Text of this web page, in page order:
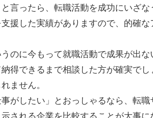
言ったら、転職活動を成功にいざ
援した実績がありますので、的確
のに今もって就職活動で成果が出
得できるまで相談した方が確実で
ません。
事がしたい」とおっしゃるなら、転
される企業を比較することが大事に